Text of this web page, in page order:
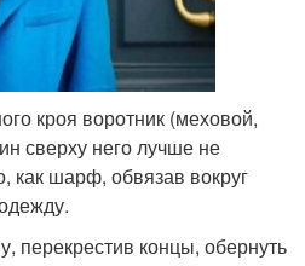
кроя воротник (меховой,
сверху него лучше не
как шарф, обвязав вокруг
перекрестив концы, обернуть